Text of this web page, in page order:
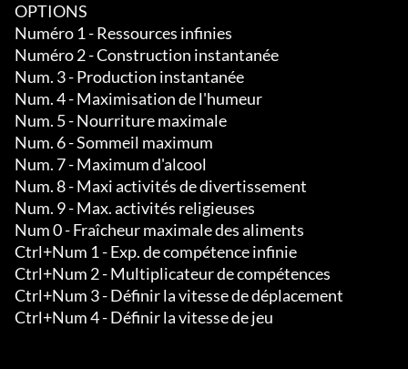
OPTIONS
Numéro 1 - Ressources infinies
Numéro 2 - Construction instantanée
Num. 3 - Production instantanée
Num. 4 - Maximisation de l'humeur
Num. 5 - Nourriture maximale
Num. 6 - Sommeil maximum
Num. 7 - Maximum d'alcool
Num. 8 - Maxi activités de divertissement
Num. 9 - Max. activités religieuses
Num 0 - Fraîcheur maximale des aliments
Ctrl+Num 1 - Exp. de compétence infinie
Ctrl+Num 2 - Multiplicateur de compétences
Ctrl+Num 3 - Définir la vitesse de déplacement
Ctrl+Num 4 - Définir la vitesse de jeu